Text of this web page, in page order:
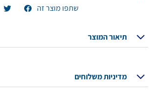
שתפו מוצר זה
תיאור המוצר
מדיניות משלוחים